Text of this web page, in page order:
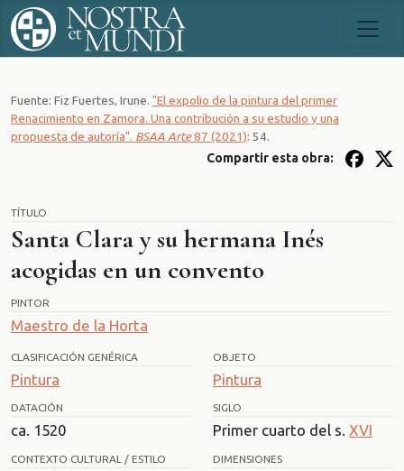
TÍTULO
Santa Clara y su hermana Inés
acogidas en un convento
PINTOR
Maestro de la Horta
CLASIFICACIÓN GENÉRICA
Pintura
OBJETO
Pintura
DATACIÓN
ca. 1520
SIGLO
Primer cuarto del s. XVI
CONTEXTO CULTURAL / ESTILO DIMENSIONES
Fuente: Fiz Fuertes, Irune. "El expolio de la pintura del primer
Renacimiento en Zamora. Una contribución a su estudio y una
propuesta de autoría". BSAA Arte87 (2021): 54.
Compartir esta obra: